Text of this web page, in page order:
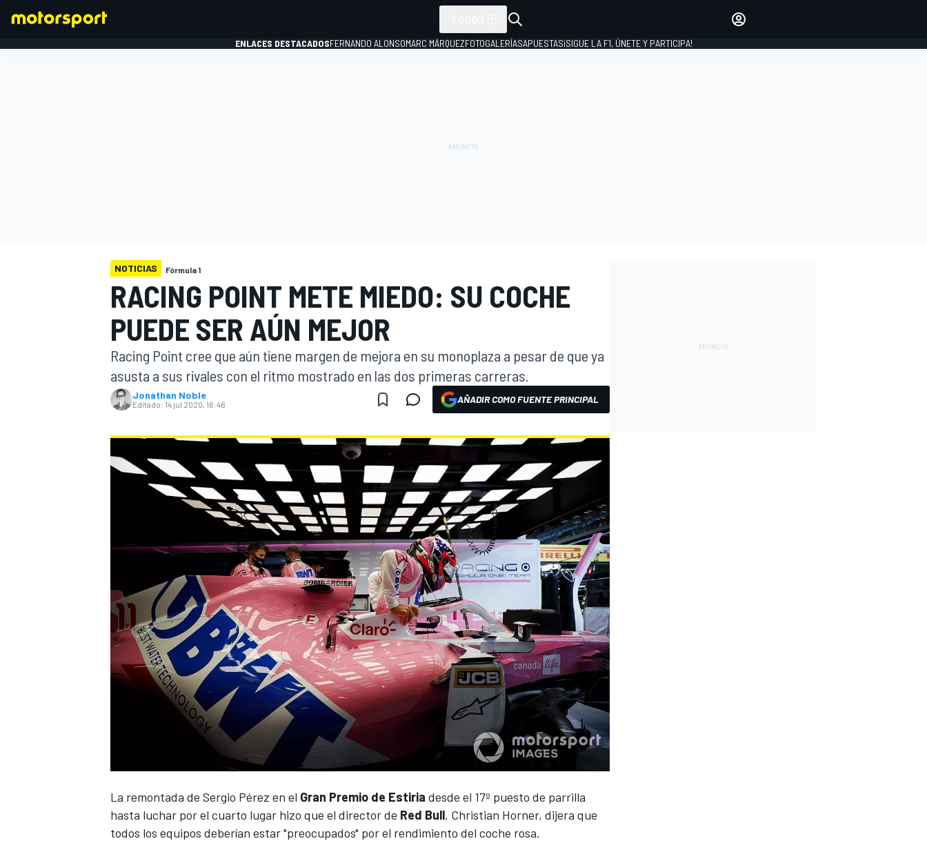
WEC FÓRMULA E
ENLACES DESTACADOSFERNANDO ALONSOMARC MÁRQUEZFOTOGALERÍASAPUESTAS¡SIGUE LA F1, ÚNETE Y PARTICIPA!
NOTICIAS Fórmula 1
RACING POINT METE MIEDO: SU COCHE
PUEDE SER AÚN MEJOR
Racing Point cree que aún tiene margen de mejora en su monoplaza a pesar de que ya
asusta a sus rivales con el ritmo mostrado en las dos primeras carreras.
Jonathan Noble
Editado: 14 jul 2020, 16:46 AÑADIR COMO FUENTE PRINCIPAL
La remontada de Sergio Pérez en el Gran Premio de Estiria desde el 17º puesto de parrilla
hasta luchar por el cuarto lugar hizo que el director de Red Bull, Christian Horner, dijera que
todos los equipos deberían estar "preocupados" por el rendimiento del coche rosa.